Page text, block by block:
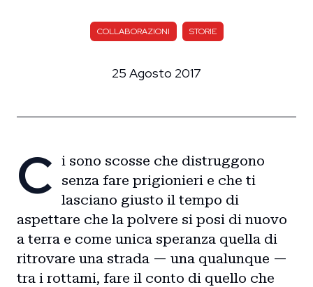
COLLABORAZIONI STORIE
25 Agosto 2017
C i sono scosse che distruggono
senza fare prigionieri e che ti
lasciano giusto il tempo di
aspettare che la polvere si posi di nuovo
a terra e come unica speranza quella di
ritrovare una strada — una qualunque —
tra i rottami, fare il conto di quello che